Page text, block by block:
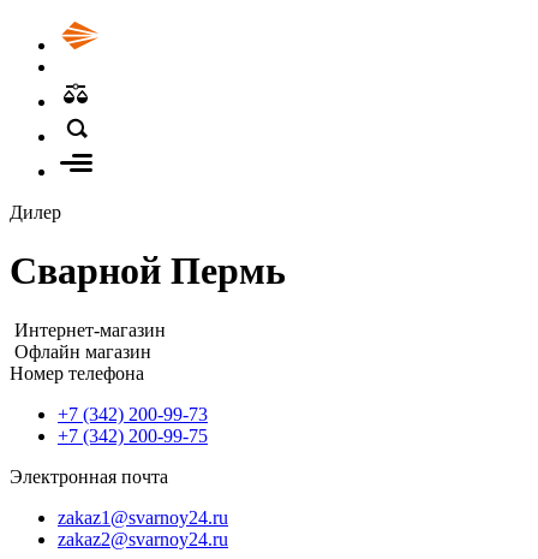
Дилер
Сварной Пермь
Интернет-магазин
Офлайн магазин
Номер телефона
+7 (342) 200-99-73
+7 (342) 200-99-75
Электронная почта
zakaz1@svarnoy24.ru
zakaz2@svarnoy24.ru